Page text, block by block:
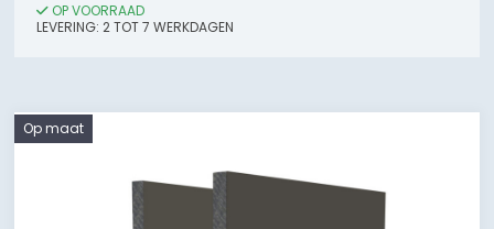
OP VOORRAAD
LEVERING: 2TOT 7 WERKDAGEN
Op maat